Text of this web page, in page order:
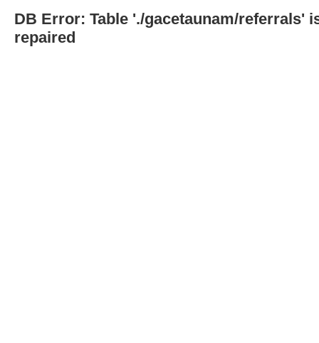
DB Error: Table './gacetaunam/referrals'
repaired